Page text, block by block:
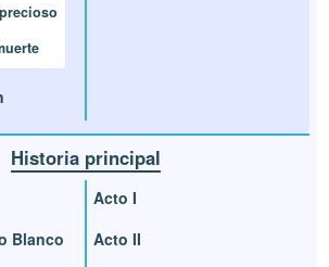
Historia principal
Blanco
Acto I
Acto II